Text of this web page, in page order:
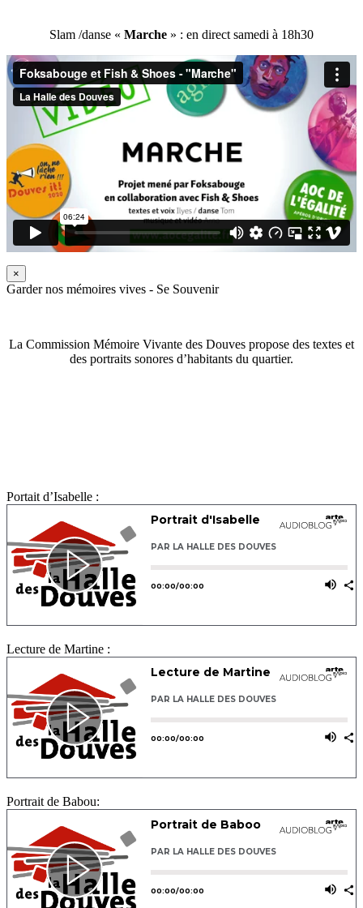
Slam /danse « Marche » : en direct samedi à 18h30
×
Garder nos mémoires vives - Se Souvenir
La Commission Mémoire Vivante des Douves propose des textes et
des portraits sonores d’habitants du quartier.
Portait d’Isabelle :
Lecture de Martine :
Portrait de Babou: